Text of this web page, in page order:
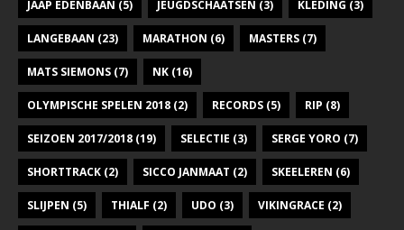
JAAP EDENBAAN (5) JEUGDSCHAATSEN (3) KLEDING (3)
LANGEBAAN (23) MARATHON (6) MASTERS (7)
MATS SIEMONS (7) NK (16)
OLYMPISCHE SPELEN 2018 (2) RECORDS (5) RIP (8)
SEIZOEN 2017/2018 (19) SELECTIE (3) SERGE YORO (7)
SHORTTRACK (2) SICCO JANMAAT (2) SKEELEREN (6)
SLIJPEN (5) THIALF (2) UDO (3) VIKINGRACE (2)